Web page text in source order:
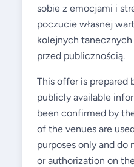
sobie z emocjami i
poczucie własnej
kolejnych
przed publicznością.
This offer is prepared
publicly available
been confirmed by
of the venues are
purposes only and
or authorization on